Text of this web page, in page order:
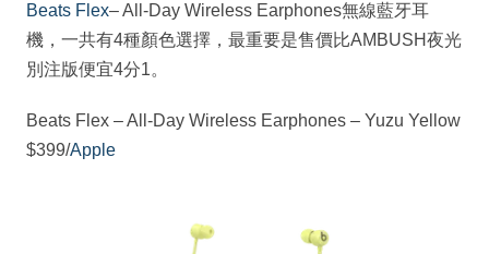
Beats Flex– All-Day Wireless Earphones無線藍牙耳
機，一共有4種顏色選擇，最重要是售價比AMBUSH夜光
別注版便宜4分1。
Beats Flex – All-Day Wireless Earphones – Yuzu Yellow
$399/Apple